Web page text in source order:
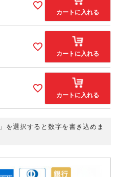
カートに入れる
カートに入れる
カートに入れる
を選択すると数字を書き込めま